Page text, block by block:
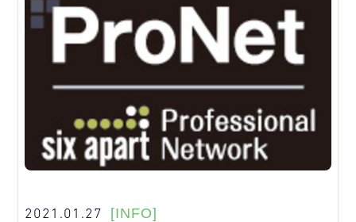
2021.01.27 [INFO]